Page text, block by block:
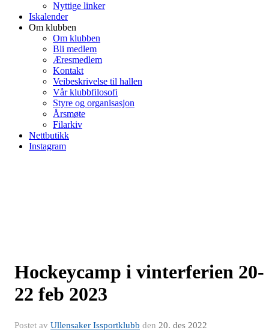
Nyttige linker
Iskalender
Om klubben
Om klubben
Bli medlem
Æresmedlem
Kontakt
Veibeskrivelse til hallen
Vår klubbfilosofi
Styre og organisasjon
Årsmøte
Filarkiv
Nettbutikk
Instagram
Hockeycamp i vinterferien 20-
22 feb 2023
Postet av Ullensaker Issportklubb den 20. des 2022